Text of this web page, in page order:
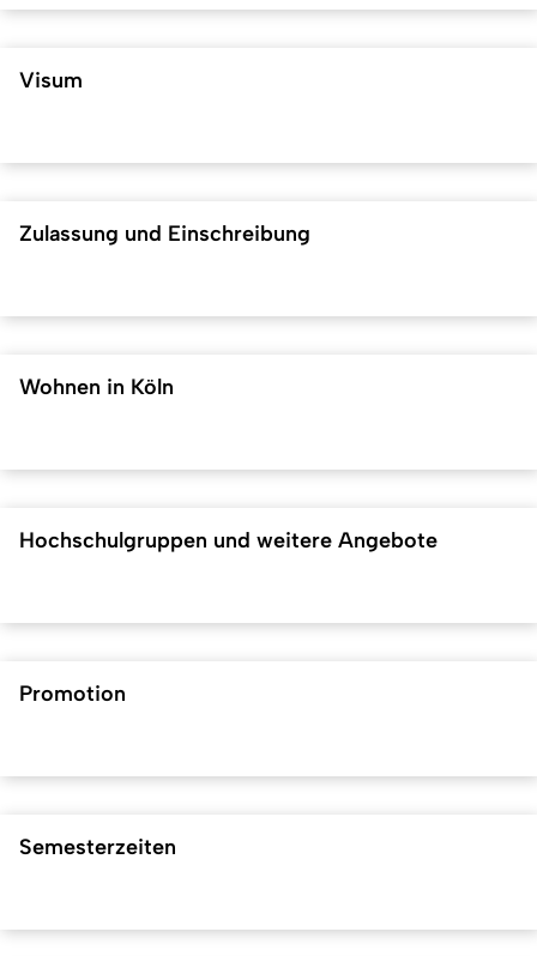
Visum
Zulassung und Einschreibung
Wohnen in Köln
Hochschulgruppen und weitere Angebote
Promotion
Semesterzeiten